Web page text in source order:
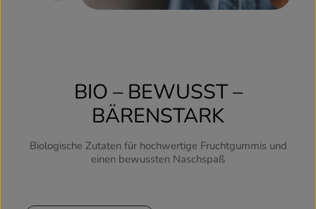
BIO – BEWUSST –
BÄRENSTARK
Biologische Zutaten für hochwertige Fruchtgummis und
einen bewussten Naschspaß